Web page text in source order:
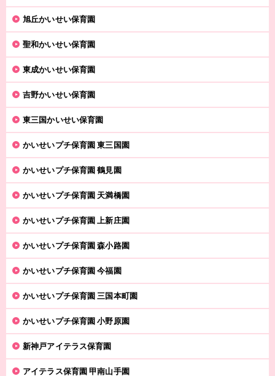
旭丘かいせい保育園
聖和かいせい保育園
東成かいせい保育園
吉野かいせい保育園
東三国かいせい保育園
かいせいプチ保育園 東三国園
かいせいプチ保育園 鶴見園
かいせいプチ保育園 天満橋園
かいせいプチ保育園 上新庄園
かいせいプチ保育園 森小路園
かいせいプチ保育園 今福園
かいせいプチ保育園 三国本町園
かいせいプチ保育園 小野原園
新神戸アイテラス保育園
アイテラス保育園 甲南山手園